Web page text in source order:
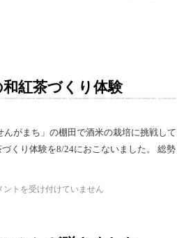
紅茶づくり体験
がまち」の棚田で酒米の栽培に挑戦して
くり体験を8/24におこないました。 総勢
ントを受け付けていません